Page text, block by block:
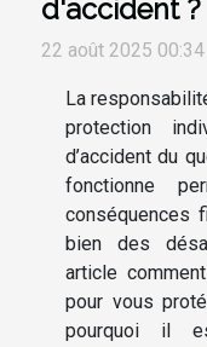
d'accident ?
22 août 2025 00:34
La
protection
d’accident du
fonctionne
conséquences
bien des
article
pour vous
pourquoi il